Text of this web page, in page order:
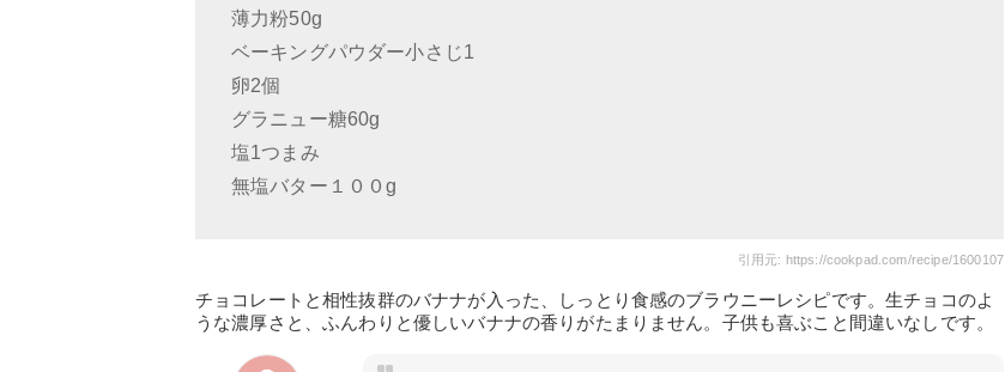
薄力粉50g
ベーキングパウダー小さじ1
卵2個
グラニュー糖60g
塩1つまみ
無塩バター１００g
引用元: https://cookpad.com/recipe/1600107
チョコレートと相性抜群のバナナが入った、しっとり食感のブラウニーレシピです。生チョコのよ
うな濃厚さと、ふんわりと優しいバナナの香りがたまりません。子供も喜ぶこと間違いなしです。